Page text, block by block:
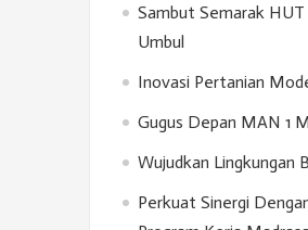
Sambut Semarak HUT
Umbul
Inovasi Pertanian
Gugus Depan MAN 1
Wujudkan Lingkungan
Perkuat Sinergi